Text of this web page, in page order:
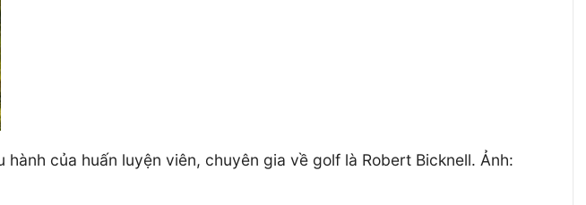
của huấn luyện viên, chuyên gia về golf là Robert Bicknell. Ảnh: